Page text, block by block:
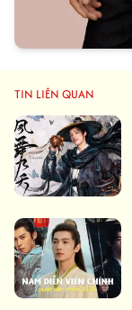
TIN LIÊN QUAN